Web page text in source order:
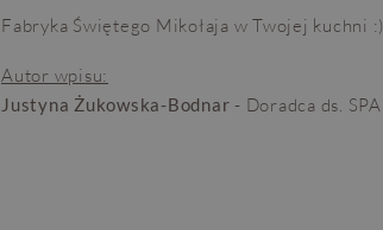
Fabryka Świętego Mikołaja w Twojej kuchni :)
Autor wpisu:
Justyna Żukowska-Bodnar - Doradca ds. SPA